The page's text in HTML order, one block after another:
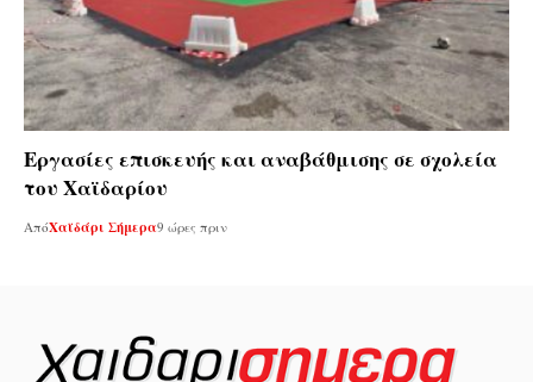
Εργασίες επισκευής και αναβάθμισης σε σχολεία
του Χαϊδαρίου
ΑπόΧαϊδάρι Σήμερα9 ώρες πριν